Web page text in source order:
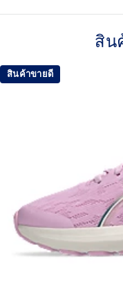
7in inseam length.
Side pockets.
Reflective details
visibility in low-light
At least 50% of the
with recycled
emissions.
100% Recycled
สิน
สินค้าขายดี